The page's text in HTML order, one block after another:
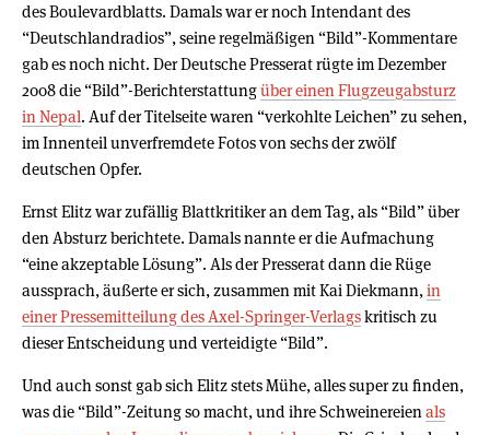
des Boulevardblatts. Damals war er noch Intendant des
“Deutschlandradios”, seine regelmäßigen “Bild”-Kommentare
gab es noch nicht. Der Deutsche Presserat rügte im Dezember
2008 die “Bild”-Berichterstattungüber einen Flugzeugabsturz
in Nepal. Auf der Titelseite waren “verkohlte Leichen” zu sehen,
im Innenteil unverfremdete Fotos von sechs der zwölf
deutschen Opfer.
Ernst Elitz war zufällig Blattkritiker an dem Tag, als “Bild” über
den Absturz berichtete. Damals nannte er die Aufmachung
“eine akzeptable Lösung”. Als der Presserat dann die Rüge
aussprach, äußerte er sich, zusammen mit Kai Diekmann,in
einer Pressemitteilung des Axel-Springer-Verlagskritisch zu
dieser Entscheidung und verteidigte “Bild”.
Und auch sonst gab sich Elitz stets Mühe, alles super zu finden,
was die “Bild”-Zeitung so macht, und ihre Schweinereienals